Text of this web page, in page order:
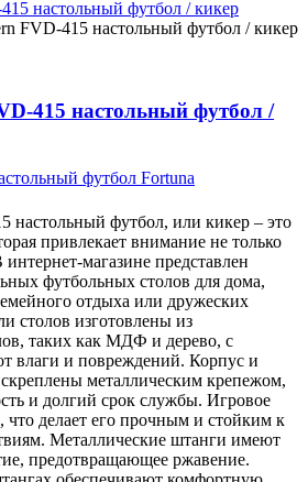
415 настольный футбол /
футбол Fortuna
настольный футбол, или кикер – это
привлекает внимание не только
магазине представлен
футбольных столов для дома,
отдыха или дружеских
столов изготовлены из
таких как МДФ и дерево, с
влаги и повреждений. Корпус и
металлическим крепежом,
и долгий срок службы. Игровое
делает его прочным и стойким к
Металлические штанги имеют
предотвращающее ржавение.